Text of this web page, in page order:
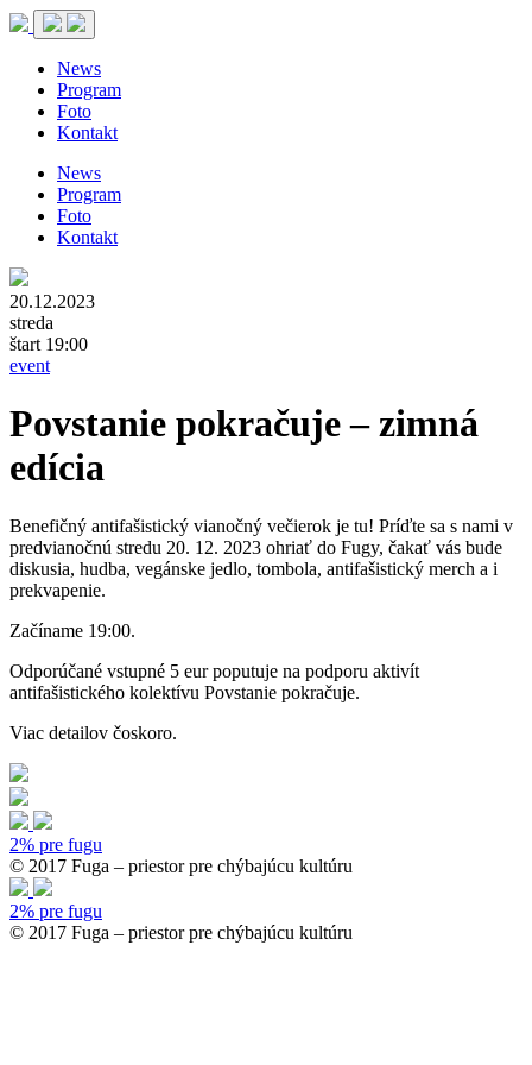
News
Program
Foto
Kontakt
News
Program
Foto
Kontakt
20.12.2023
streda
štart 19:00
event
Povstanie pokračuje – zimná
edícia
Benefičný antifašistický vianočný večierok je tu! Príďte sa s nami v
predvianočnú stredu 20. 12. 2023 ohriať do Fugy, čakať vás bude
diskusia, hudba, vegánske jedlo, tombola, antifašistický merch a i
prekvapenie.
Začíname 19:00.
Odporúčané vstupné 5 eur poputuje na podporu aktivít
antifašistického kolektívu Povstanie pokračuje.
Viac detailov čoskoro.
2% pre fugu
© 2017 Fuga – priestor pre chýbajúcu kultúru
2% pre fugu
© 2017 Fuga – priestor pre chýbajúcu kultúru